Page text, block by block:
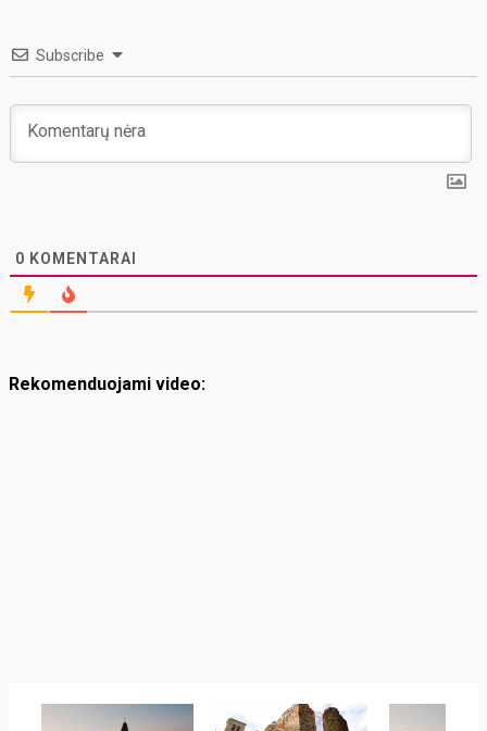
Subscribe
0 KOMENTARAI
Rekomenduojami video: